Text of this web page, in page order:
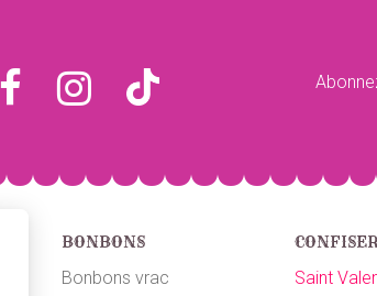
BONBONS
Bonbons vrac
Saint